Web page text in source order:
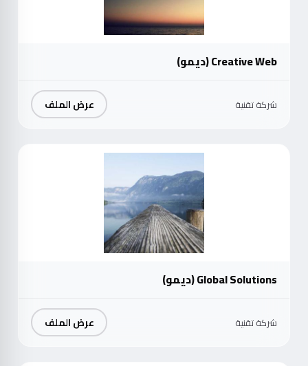
Creative Web (ديمو)
شركة تقنية عرض الملف
Global Solutions (ديمو)
شركة تقنية عرض الملف